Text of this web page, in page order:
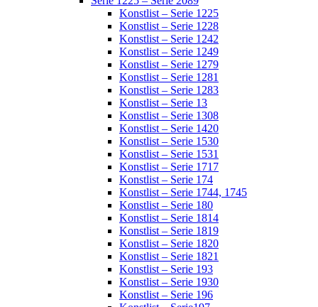
Konstlist – Serie 1225
Konstlist – Serie 1228
Konstlist – Serie 1242
Konstlist – Serie 1249
Konstlist – Serie 1279
Konstlist – Serie 1281
Konstlist – Serie 1283
Konstlist – Serie 13
Konstlist – Serie 1308
Konstlist – Serie 1420
Konstlist – Serie 1530
Konstlist – Serie 1531
Konstlist – Serie 1717
Konstlist – Serie 174
Konstlist – Serie 1744, 1745
Konstlist – Serie 180
Konstlist – Serie 1814
Konstlist – Serie 1819
Konstlist – Serie 1820
Konstlist – Serie 1821
Konstlist – Serie 193
Konstlist – Serie 1930
Konstlist – Serie 196